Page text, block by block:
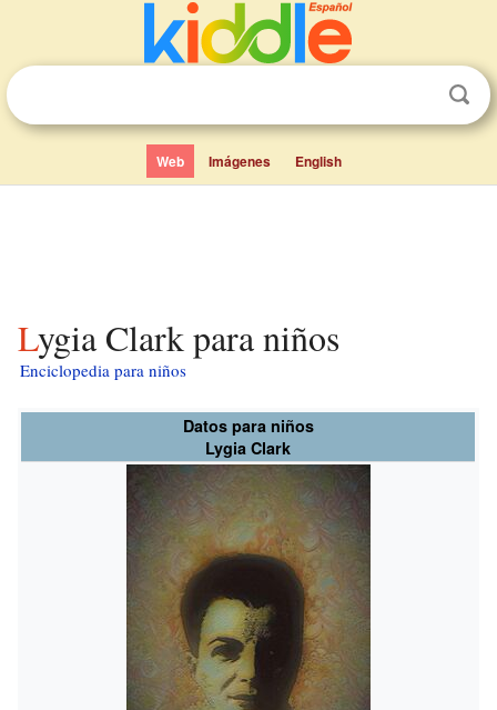
Web Imágenes English
Lygia Clark para niños
Enciclopedia para niños
Datos para niños
Lygia Clark